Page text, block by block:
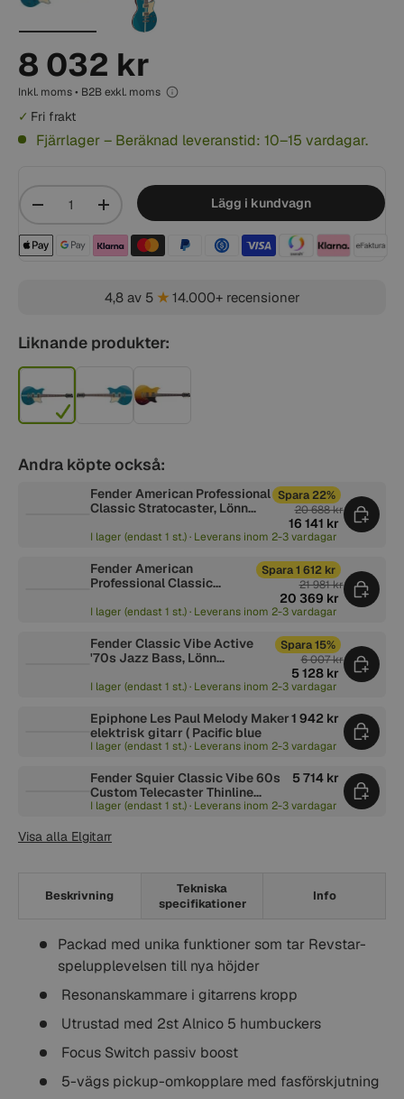
8 032 kr
Inkl. moms • B2B exkl. moms
Fri frakt
Fjärrlager – Beräknad leveranstid: 10–15 vardagar.
-
+ Lägg i kundvagn
Betalningsmetoder
4,8 av 5 ★14.000+ recensioner
Liknande produkter:
Andra köpte också:
Fender American Professional
Classic Stratocaster, Lönn
Blue
Spara 22%
20 688 kr
16 141 kr
I lager (endast 1 st.) · Leverans inom 2-3 vardagar
Fender American
Professional Classic
Greppbräda, Butterscotch
Spara 1 612 kr
21 981 kr
20 369 kr
I lager (endast 1 st.) · Leverans inom 2-3 vardagar
Fender Classic Vibe Active
'70s Jazz Bass, Lönn
Pickguard, Ocean Turquoise
Spara 15%
6 007 kr
5 128 kr
I lager (endast 1 st.) · Leverans inom 2-3 vardagar
Epiphone Les Paul Melody Maker
elektrisk gitarr ( Pacific blue
1 942 kr
I lager (endast 1 st.) · Leverans inom 2-3 vardagar
Fender Squier Classic Vibe 60s
Custom Telecaster Thinline
elgitarr (naturlig)
5 714 kr
I lager (endast 1 st.) · Leverans inom 2-3 vardagar
Visa alla Elgitarr
Beskrivning
Tekniska
specifikationer
Info
Packad med unika funktioner som tar Revstar-
spelupplevelsen till nya höjder
Resonanskammare i gitarrens kropp
Utrustad med 2st Alnico 5 humbuckers
Focus Switch passiv boost
5-vägs pickup-omkopplare med fasförskjutning